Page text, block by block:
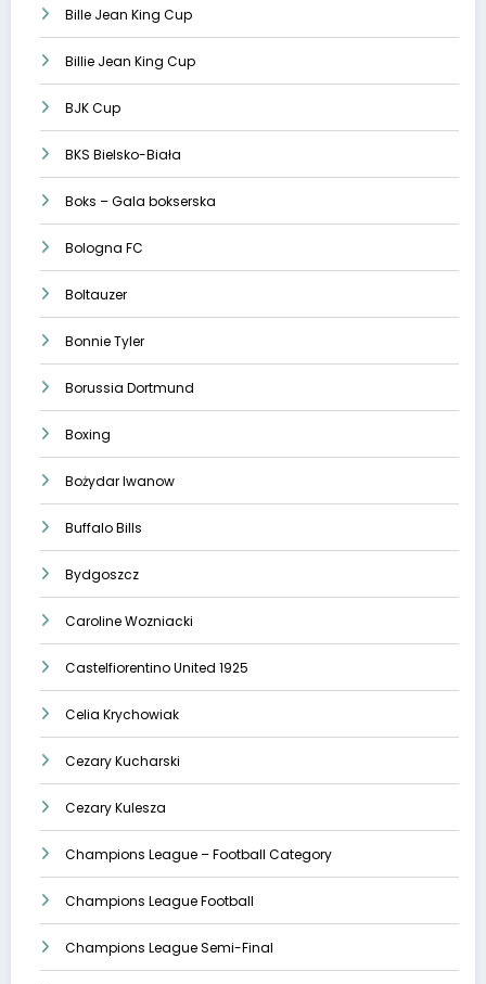
Bille Jean King Cup
Billie Jean King Cup
BJK Cup
BKS Bielsko-Biała
Boks – Gala bokserska
Bologna FC
Boltauzer
Bonnie Tyler
Borussia Dortmund
Boxing
Bożydar Iwanow
Buffalo Bills
Bydgoszcz
Caroline Wozniacki
Castelfiorentino United 1925
Celia Krychowiak
Cezary Kucharski
Cezary Kulesza
Champions League – Football Category
Champions League Football
Champions League Semi-Final